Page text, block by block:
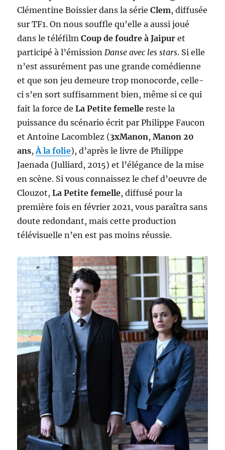
Clémentine Boissier dans la sérieClem, diffusée
sur TF1. On nous souffle qu’elle a aussi joué
dans le téléfilmCoup de foudre à Jaipur et
participé à l’émission Danse avec les stars. Si elle
n’est assurément pas une grande comédienne
et que son jeu demeure trop monocorde, celle-
ci s’en sort suffisamment bien, même si ce qui
fait la force deLa Petite femelle reste la
puissance du scénario écrit par Philippe Faucon
et Antoine Lacomblez (3xManon,Manon 20
ans,À la folie), d’après le livre de Philippe
Jaenada (Julliard, 2015) et l’élégance de la mise
en scène. Si vous connaissez le chef d’oeuvre de
Clouzot,La Petite femelle, diffusé pour la
première fois en février 2021, vous paraîtra sans
doute redondant, mais cette production
télévisuelle n’en est pas moins réussie.